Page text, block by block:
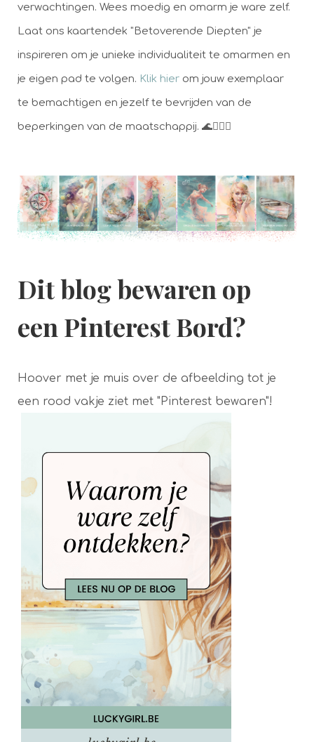
verwachtingen. Wees moedig en omarm je ware zelf.
Laat ons kaartendek "Betoverende Diepten" je
inspireren om je unieke individualiteit te omarmen en
je eigen pad te volgen. Klik hier om jouw exemplaar
te bemachtigen en jezelf te bevrijden van de
beperkingen van de maatschappij. 🌊🧜‍♀️✨
Dit blog bewaren op
een Pinterest Bord?
Hoover met je muis over de afbeelding tot je
een rood vakje ziet met "Pinterest bewaren"!